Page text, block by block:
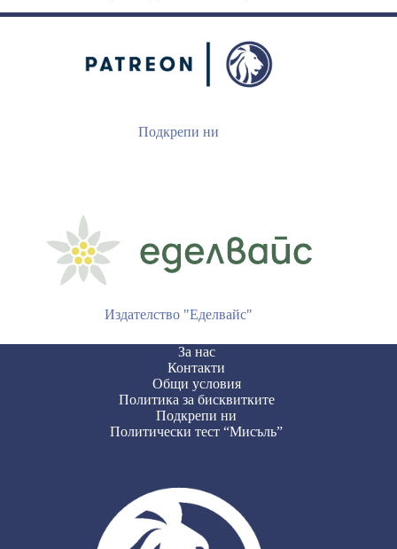
Подкрепи ни
Издателство "Еделвайс"
За нас
Контакти
Общи условия
Политика за бисквитките
Подкрепи ни
Политически тест “Мисъль”